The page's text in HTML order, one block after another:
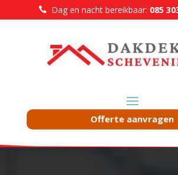
Dag en nacht bereikbaar: 085
Offerte aanvragen